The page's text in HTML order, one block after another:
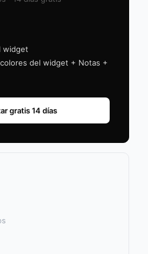
widget
del widget + Notas +
gratis 14 días